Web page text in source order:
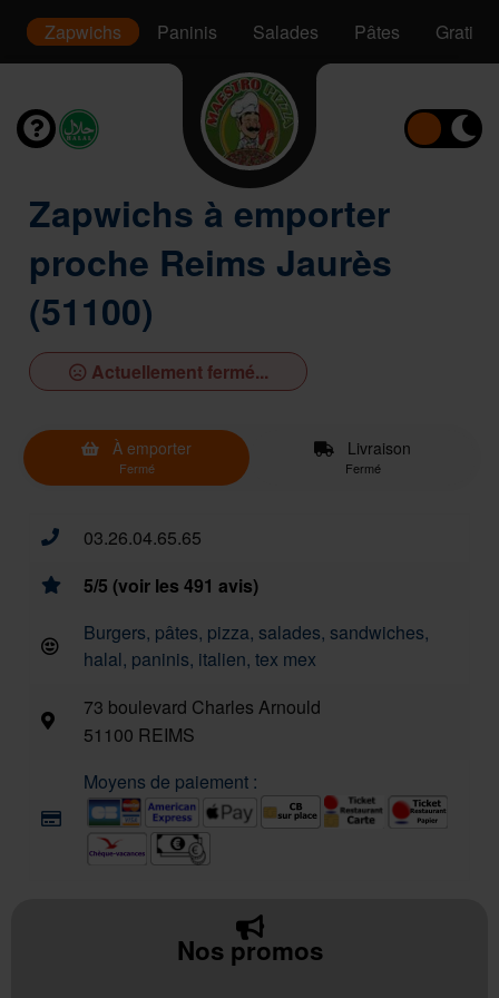
Zapwichs Paninis Salades Pâtes Gratins
Zapwichs à emporter
proche Reims Jaurès
(51100)
Actuellement fermé...
À emporter
Fermé
Livraison
Fermé
03.26.04.65.65
5/5 (voir les 491 avis)
Burgers, pâtes, pizza, salades, sandwiches,
halal, paninis, italien, tex mex
73 boulevard Charles Arnould
51100 REIMS
Moyens de paiement :
Nos promos